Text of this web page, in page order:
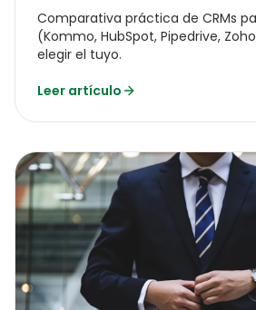
Comparativa práctica de CRMs
(Kommo, HubSpot, Pipedrive,
elegir el tuyo.
Leer artículo